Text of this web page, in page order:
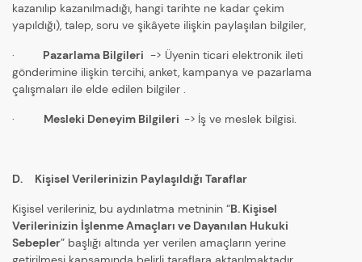
kazanılıp kazanılmadığı, hangi tarihte ne kadar çekim
yapıldığı), talep, soru ve şikâyete ilişkin paylaşılan bilgiler,
· Pazarlama Bilgileri -> Üyenin ticari elektronik ileti
gönderimine ilişkin tercihi, anket, kampanya ve pazarlama
çalışmaları ile elde edilen bilgiler .
· Mesleki Deneyim Bilgileri -> İş ve meslek bilgisi.
D. Kişisel Verilerinizin Paylaşıldığı Taraflar
Kişisel verileriniz, bu aydınlatma metninin “B. Kişisel
Verilerinizin İşlenme Amaçları ve Dayanılan Hukuki
Sebepler” başlığı altında yer verilen amaçların yerine